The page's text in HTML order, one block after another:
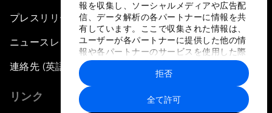
報を収集し、ソーシャルメディアや広告配
信、データ解析の各パートナーに情報を共
有しています。ここで収集された情報は、
ユーザーが各パートナーに提供した他の情
報や各パートナーのサービスを使用した際
に収集された情報と組み合わされ、各パー
トナーによって使用されることがありま
す。
全て許可
拒否
プレスリリース登録
ニュースレター購読
連絡先 (英語のみ)
リンク